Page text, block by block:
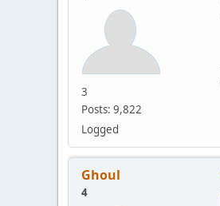
3
Posts: 9,822
Logged
Ghoul
4